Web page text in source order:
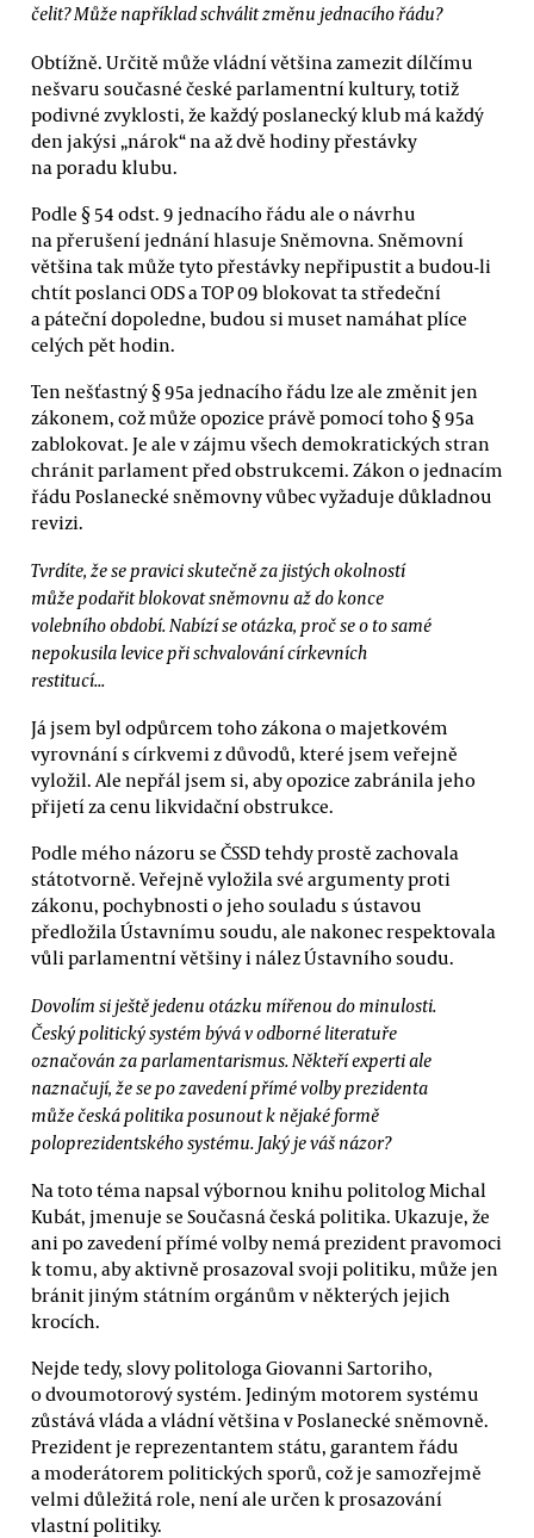
čelit? Může například schválit změnu jednacího řádu?
Obtížně. Určitě může vládní většina zamezit dílčímu
nešvaru současné české parlamentní kultury, totiž
podivné zvyklosti, že každý poslanecký klub má každý
den jakýsi „nárok“ na až dvě hodiny přestávky
na poradu klubu.
Podle § 54 odst. 9 jednacího řádu ale o návrhu
na přerušení jednání hlasuje Sněmovna. Sněmovní
většina tak může tyto přestávky nepřipustit a budou-li
chtít poslanci ODS a TOP 09 blokovat ta středeční
a páteční dopoledne, budou si muset namáhat plíce
celých pět hodin.
Ten nešťastný § 95a jednacího řádu lze ale změnit jen
zákonem, což může opozice právě pomocí toho § 95a
zablokovat. Je ale v zájmu všech demokratických stran
chránit parlament před obstrukcemi. Zákon o jednacím
řádu Poslanecké sněmovny vůbec vyžaduje důkladnou
revizi.
Tvrdíte, že se pravici skutečně za jistých okolností
může podařit blokovat sněmovnu až do konce
volebního období. Nabízí se otázka, proč se o to samé
nepokusila levice při schvalování církevních
restitucí...
Já jsem byl odpůrcem toho zákona o majetkovém
vyrovnání s církvemi z důvodů, které jsem veřejně
vyložil. Ale nepřál jsem si, aby opozice zabránila jeho
přijetí za cenu likvidační obstrukce.
Podle mého názoru se ČSSD tehdy prostě zachovala
státotvorně. Veřejně vyložila své argumenty proti
zákonu, pochybnosti o jeho souladu s ústavou
předložila Ústavnímu soudu, ale nakonec respektovala
vůli parlamentní většiny i nález Ústavního soudu.
Dovolím si ještě jedenu otázku mířenou do minulosti.
Český politický systém bývá v odborné literatuře
označován za parlamentarismus. Někteří experti ale
naznačují, že se po zavedení přímé volby prezidenta
může česká politika posunout k nějaké formě
poloprezidentského systému. Jaký je váš názor?
Na toto téma napsal výbornou knihu politolog Michal
Kubát, jmenuje se Současná česká politika. Ukazuje, že
ani po zavedení přímé volby nemá prezident pravomoci
k tomu, aby aktivně prosazoval svoji politiku, může jen
bránit jiným státním orgánům v některých jejich
krocích.
Nejde tedy, slovy politologa Giovanni Sartoriho,
o dvoumotorový systém. Jediným motorem systému
zůstává vláda a vládní většina v Poslanecké sněmovně.
Prezident je reprezentantem státu, garantem řádu
a moderátorem politických sporů, což je samozřejmě
velmi důležitá role, není ale určen k prosazování
vlastní politiky.